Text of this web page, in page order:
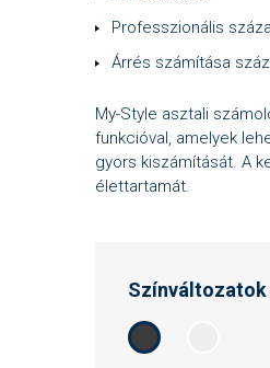
Professzionális
Árrés számítása
My-Style asztali
funkcióval, amelyek
gyors kiszámítását. A
élettartamát.
Színváltozatok